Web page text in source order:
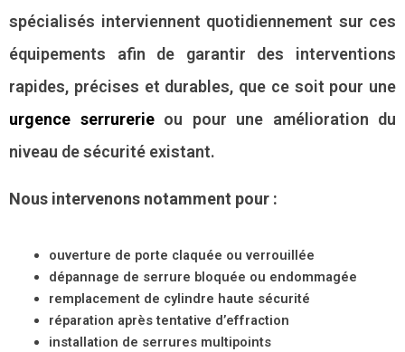
spécialisés interviennent quotidiennement sur ces
équipements afin de garantir des interventions
rapides, précises et durables, que ce soit pour une
urgence serrurerieou pour une amélioration du
niveau de sécurité existant.
Nous intervenons notamment pour :
ouverture de porte claquée ou verrouillée
dépannage de serrure bloquée ou endommagée
remplacement de cylindre haute sécurité
réparation après tentative d’effraction
installation de serrures multipoints